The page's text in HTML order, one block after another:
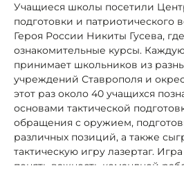
Учащиеся школы посетили
подготовки и патриотического
Героя России Никиты Гусева,
ознакомительные курсы.
принимает школьников из
учреждений Ставрополя и
этот раз около 40 учащихся
основами тактической
обращения с оружием,
различных позиций, а также
тактическую игру лазертаг.
понять важность командной